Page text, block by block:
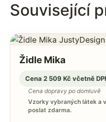
Související
Židle Mika
Cena 2 509 Kč včetně
Cena dopravy po domluvě
Vzorky vybraných látek a
poslat zdarma.